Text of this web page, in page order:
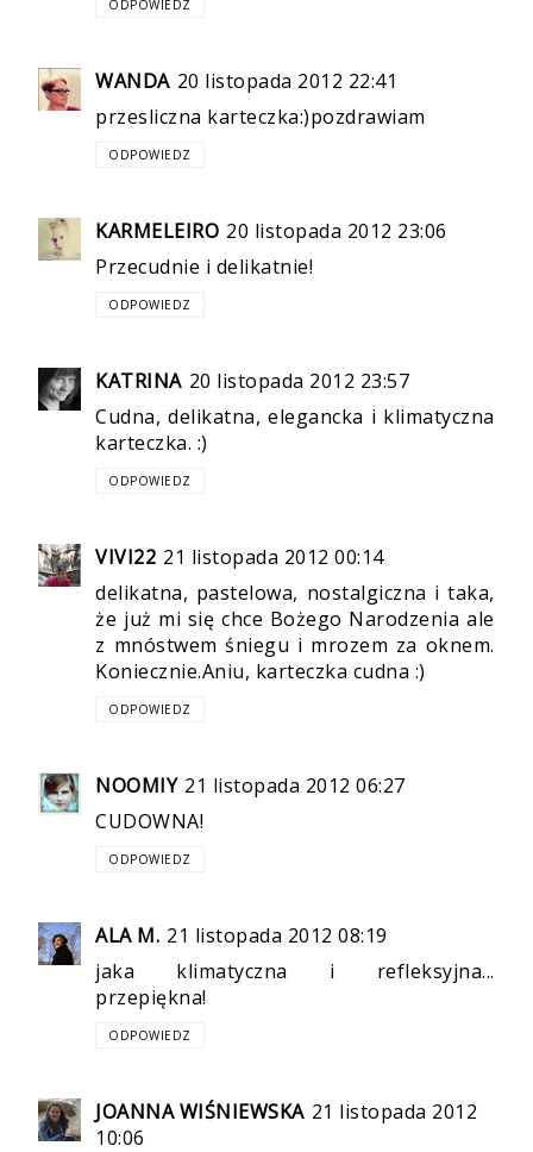
ODPOWIEDZ
WANDA 20 listopada 2012 22:41
przesliczna karteczka:)pozdrawiam
ODPOWIEDZ
KARMELEIRO 20 listopada 2012 23:06
Przecudnie i delikatnie!
ODPOWIEDZ
KATRINA 20 listopada 2012 23:57
Cudna, delikatna, elegancka i klimatyczna
karteczka. :)
ODPOWIEDZ
VIVI22 21 listopada 2012 00:14
delikatna, pastelowa, nostalgiczna i taka,
że już mi się chce Bożego Narodzenia ale
z mnóstwem śniegu i mrozem za oknem.
Koniecznie.Aniu, karteczka cudna :)
ODPOWIEDZ
NOOMIY 21 listopada 2012 06:27
CUDOWNA!
ODPOWIEDZ
ALA M. 21 listopada 2012 08:19
jaka klimatyczna i refleksyjna...
przepiękna!
ODPOWIEDZ
JOANNA WIŚNIEWSKA 21 listopada 2012
10:06